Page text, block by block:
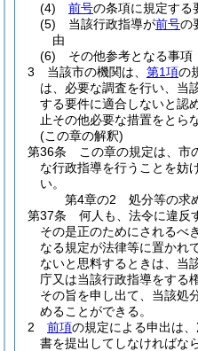
(4)
前号の条項に規定する
(5)
当該行政指導が前号の
由
(6)
その他参考となる事項
3
当該市の機関は、 第1項の
は、必要な調査を行い、当
する要件に適合しないと認
止その他必要な措置をとら
(この章の解釈)
第36条
この章の規定は、市
な行政指導を行うことを妨
い。
第4章の2
処分等の求
第37条
何人も、法令に違反
その是正のためにされるべ
なる規定が法律等に置かれ
ないと思料するときは、当
庁又は当該行政指導をする
その旨を申し出て、当該処
めることができる。
2
前項の規定による申出は
書を提出してしなければな